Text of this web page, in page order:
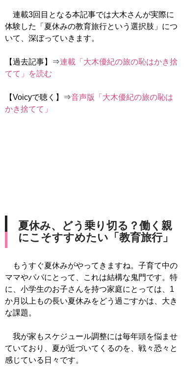
連載3回目となる本記事では大木さんが実際に
体験した「夏休みの教育旅行という選択肢」につ
いて、深ぼっていきます。
【過去記事】⇒連載「大木優紀の旅の恥はかき捨
てて」を読む
【Voicyで聴く】⇒音声版「大木優紀の旅の恥は
かき捨てて」
夏休み、どう乗り切る？働く親
にこそすすめたい「教育旅行」
もうすぐ夏休みがやってきますね。子育て中の
ママやパパにとって、これは結構な鬼門です。特
に、小学生のお子さんを持つ家庭にとっては、1
か月以上もの長い夏休みをどう過ごすかは、大き
な課題。
我が家もスケジュール調整には毎年頭を悩ませ
ていており、夏が近づいてくるのを、戦々恐々と
感じている日々です。